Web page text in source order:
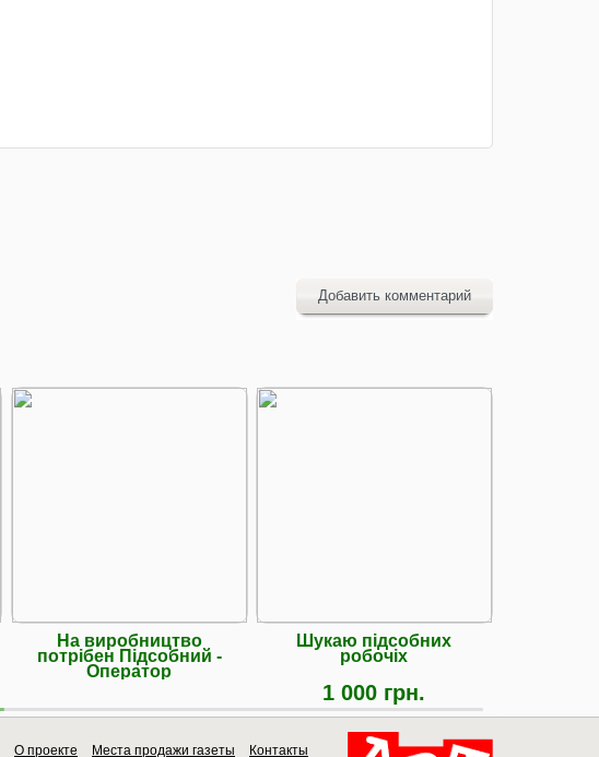
Добавить комментарий
На виробництво
потрібен Підсобний -
Оператор
Шукаю підсобних
робочіх
1 000 грн.
О проекте Места продажи газеты Контакты